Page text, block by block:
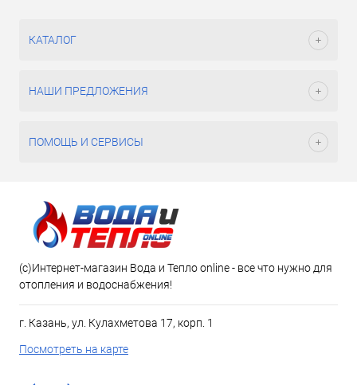
КАТАЛОГ
НАШИ ПРЕДЛОЖЕНИЯ
ПОМОЩЬ И СЕРВИСЫ
(c)Интернет-магазин Вода и Тепло online - все что нужно для
отопления и водоснабжения!
г. Казань, ул. Кулахметова 17, корп. 1
Посмотреть на карте